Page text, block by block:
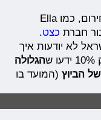
חוסר המודעות לאמצעי מניעה לשעת חירום, כמו Ella
חברת כצט.
מהבנות בישראל לא יודעות איך
ש
הגלולה
הביוץ (המועד בו